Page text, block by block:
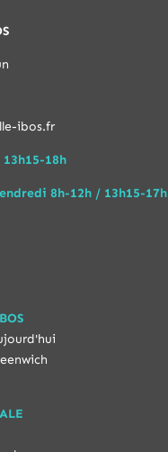
ibos.fr
18h
8h-12h / 13h15-17h